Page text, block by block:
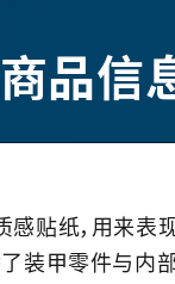
商品信
贴纸，用来表
装甲零件与内